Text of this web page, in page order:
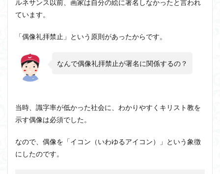
ルネサンス以前、画家は自分の絵に署名しなかったと言われ
ています。
「偶像礼拝禁止」という原則があったからです。
なんで偶像礼拝禁止が署名に関係するの？
当時、識字率が低かった社会に、わかりやすくキリスト教を
示す偶像は必須でした。
なので、偶像を「イコン（いわゆるアイコン）」という象徴
にしたのです。